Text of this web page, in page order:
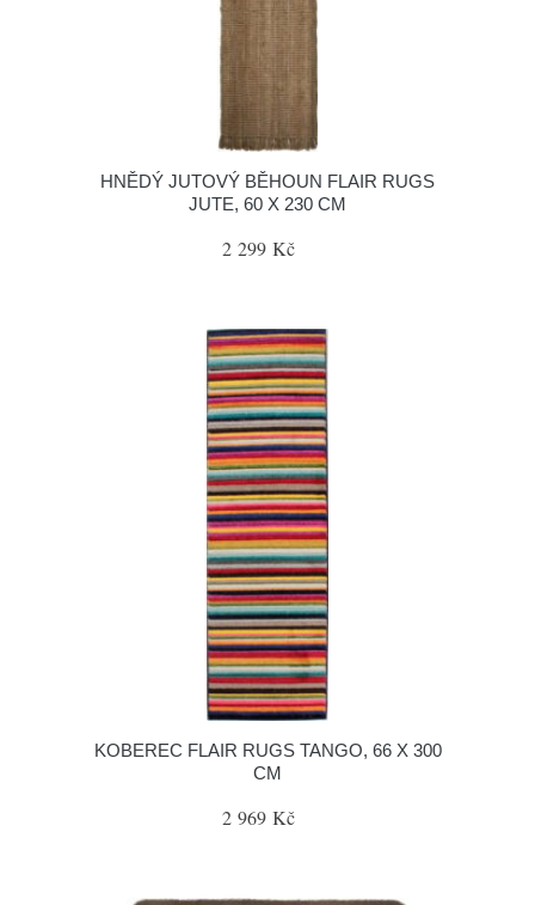
HNĚDÝ JUTOVÝ BĚHOUN FLAIR RUGS
JUTE, 60 X 230 CM
2 299 Kč
KOBEREC FLAIR RUGS TANGO, 66 X 300
CM
2 969 Kč